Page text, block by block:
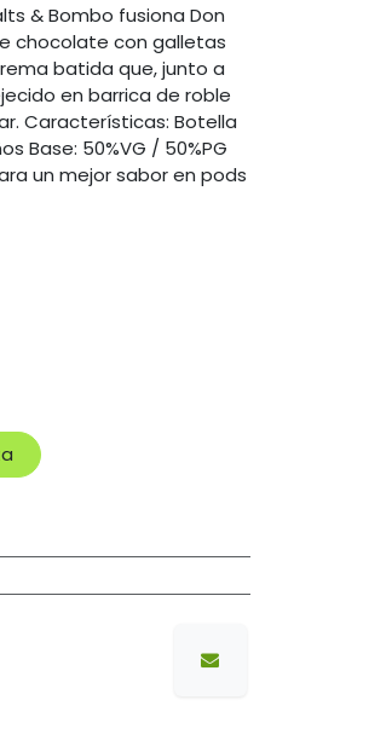
& Bombo fusiona Don
chocolate con galletas
batida que, junto a
en barrica de roble
Características: Botella
Base: 50%VG / 50%PG
un mejor sabor en pods